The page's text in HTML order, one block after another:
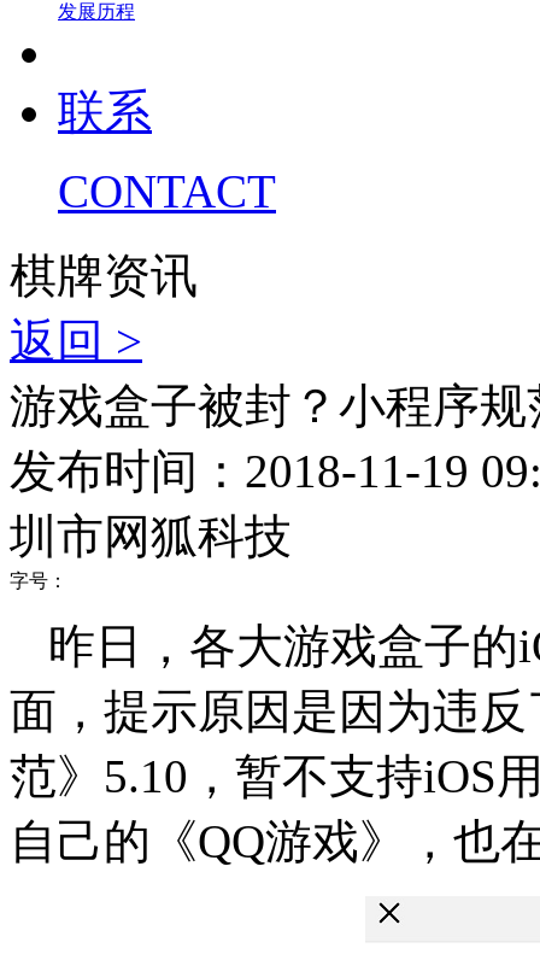
发展历程
联系
CONTACT
棋牌资讯
返回 >
游戏盒子被封？小程序
发布时间：2018-11-19
圳市网狐科技
字号：
昨日，各大游戏盒子的
面，提示原因是因为违
范》5.10，暂不支持iOS
自己的《QQ游戏》，也